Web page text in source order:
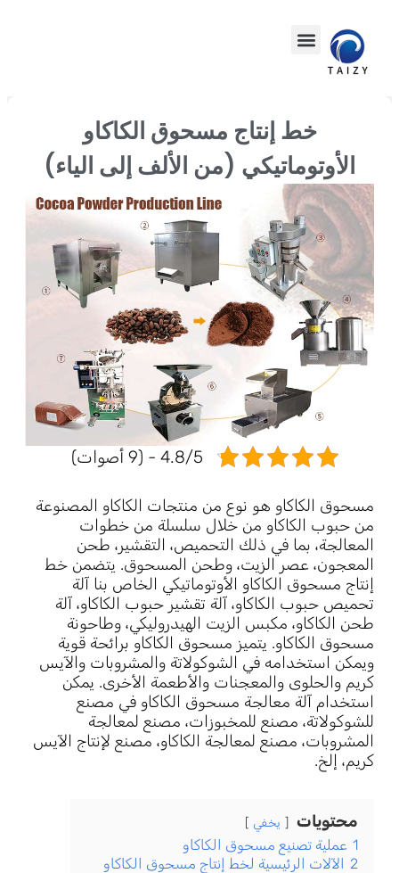
خط إنتاج مسحوق الكاكاو
الأوتوماتيكي (من الألف إلى الياء)
4.8/5 - (9 أصوات)
مسحوق الكاكاو هو نوع من منتجات الكاكاو المصنوعة
من حبوب الكاكاو من خلال سلسلة من خطوات
المعالجة، بما في ذلك التحميص، التقشير، طحن
المعجون، عصر الزيت، وطحن المسحوق. يتضمن خط
إنتاج مسحوق الكاكاو الأوتوماتيكي الخاص بنا آلة
تحميص حبوب الكاكاو، آلة تقشير حبوب الكاكاو، آلة
طحن الكاكاو، مكبس الزيت الهيدروليكي، وطاحونة
مسحوق الكاكاو. يتميز مسحوق الكاكاو برائحة قوية
ويمكن استخدامه في الشوكولاتة والمشروبات والآيس
كريم والحلوى والمعجنات والأطعمة الأخرى. يمكن
استخدام آلة معالجة مسحوق الكاكاو في مصنع
للشوكولاتة، مصنع للمخبوزات، مصنع لمعالجة
المشروبات، مصنع لمعالجة الكاكاو، مصنع لإنتاج الآيس
كريم، إلخ.
محتويات يخفي
1 عملية تصنيع مسحوق الكاكاو
2 الآلات الرئيسية لخط إنتاج مسحوق الكاكاو